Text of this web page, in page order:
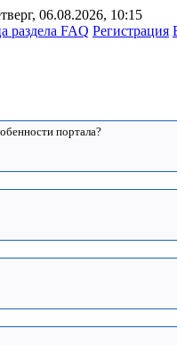
06.08.2026, 10:15
раздела FAQ Регистрация
портала?